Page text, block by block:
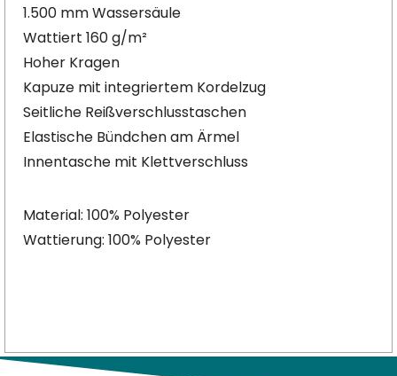
1.500 mm Wassersäule
Wattiert 160 g/m²
Hoher Kragen
Kapuze mit integriertem Kordelzug
Seitliche Reißverschlusstaschen
Elastische Bündchen am Ärmel
Innentasche mit Klettverschluss
Material: 100% Polyester
Wattierung: 100% Polyester